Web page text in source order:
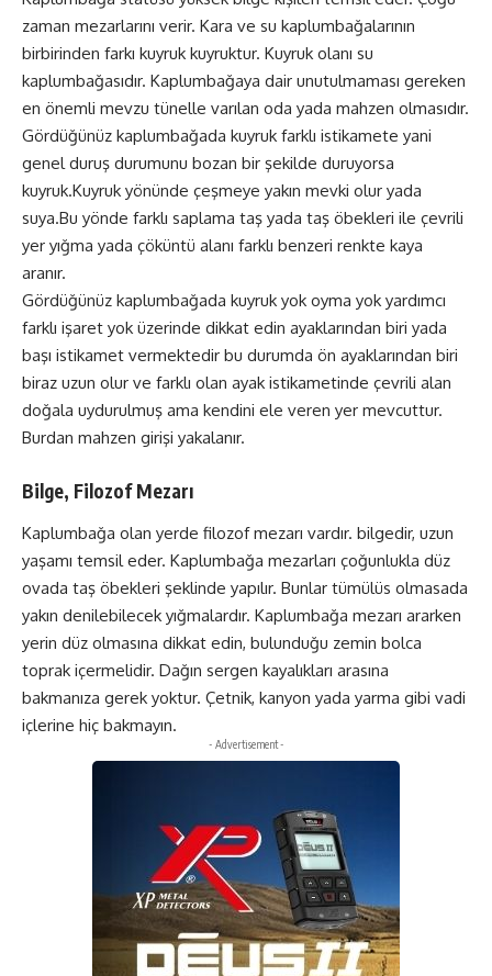
zaman mezarlarını verir. Kara ve su kaplumbağalarının
birbirinden farkı kuyruk kuyruktur. Kuyruk olanı su
kaplumbağasıdır. Kaplumbağaya dair unutulmaması gereken
en önemli mevzu tünelle varılan oda yada mahzen olmasıdır.
Gördüğünüz kaplumbağada kuyruk farklı istikamete yani
genel duruş durumunu bozan bir şekilde duruyorsa
kuyruk.Kuyruk yönünde çeşmeye yakın mevki olur yada
suya.Bu yönde farklı saplama taş yada taş öbekleri ile çevrili
yer yığma yada çöküntü alanı farklı benzeri renkte kaya
aranır.
Gördüğünüz kaplumbağada kuyruk yok oyma yok yardımcı
farklı işaret yok üzerinde dikkat edin ayaklarından biri yada
başı istikamet vermektedir bu durumda ön ayaklarından biri
biraz uzun olur ve farklı olan ayak istikametinde çevrili alan
doğala uydurulmuş ama kendini ele veren yer mevcuttur.
Burdan mahzen girişi yakalanır.
Bilge, Filozof Mezarı
Kaplumbağa olan yerde filozof mezarı vardır. bilgedir, uzun
yaşamı temsil eder. Kaplumbağa mezarları çoğunlukla düz
ovada taş öbekleri şeklinde yapılır. Bunlar tümülüs olmasada
yakın denilebilecek yığmalardır. Kaplumbağa mezarı ararken
yerin düz olmasına dikkat edin, bulunduğu zemin bolca
toprak içermelidir. Dağın sergen kayalıkları arasına
bakmanıza gerek yoktur. Çetnik, kanyon yada yarma gibi vadi
içlerine hiç bakmayın.
- Advertisement -